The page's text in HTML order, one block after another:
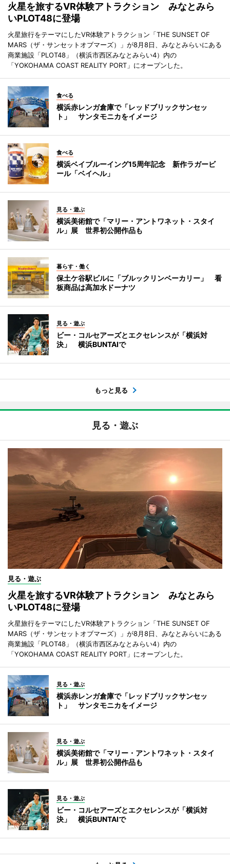
火星を旅するVR体験アトラクション みなとみら
いPLOT48に登場
火星旅行をテーマにしたVR体験アトラクション「THE SUNSET OF
MARS（ザ・サンセットオブマーズ）」が8月8日、みなとみらいにある
商業施設「PLOT48」（横浜市西区みなとみらい4）内の
「YOKOHAMA COAST REALITY PORT」にオープンした。
食べる
横浜赤レンガ倉庫で「レッドブリックサンセッ
ト」 サンタモニカをイメージ
食べる
横浜ベイブルーイング15周年記念 新作ラガービ
ール「ベイヘル」
見る・遊ぶ
横浜美術館で「マリー・アントワネット・スタイ
ル」展 世界初公開作品も
暮らす・働く
保土ケ谷駅ビルに「ブルックリンベーカリー」 看
板商品は高加水ドーナツ
見る・遊ぶ
ビー・コルセアーズとエクセレンスが「横浜対
決」 横浜BUNTAIで
もっと見る
見る・遊ぶ
見る・遊ぶ
火星を旅するVR体験アトラクション みなとみら
いPLOT48に登場
火星旅行をテーマにしたVR体験アトラクション「THE SUNSET OF
MARS（ザ・サンセットオブマーズ）」が8月8日、みなとみらいにある
商業施設「PLOT48」（横浜市西区みなとみらい4）内の
「YOKOHAMA COAST REALITY PORT」にオープンした。
見る・遊ぶ
横浜赤レンガ倉庫で「レッドブリックサンセッ
ト」 サンタモニカをイメージ
見る・遊ぶ
横浜美術館で「マリー・アントワネット・スタイ
ル」展 世界初公開作品も
見る・遊ぶ
ビー・コルセアーズとエクセレンスが「横浜対
決」 横浜BUNTAIで